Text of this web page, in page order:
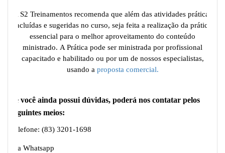
A S2 Treinamentos recomenda que além das atividades práticas
incluídas e sugeridas no curso, seja feita a realização da prática
essencial para o melhor aproveitamento do conteúdo
ministrado. A Prática pode ser ministrada por profissional
capacitado e habilitado ou por um de nossos especialistas,
usando a proposta comercial.
Se você ainda possui dúvidas, poderá nos contatar pelos
seguintes meios:
Telefone: (83) 3201-1698
Via Whatsapp